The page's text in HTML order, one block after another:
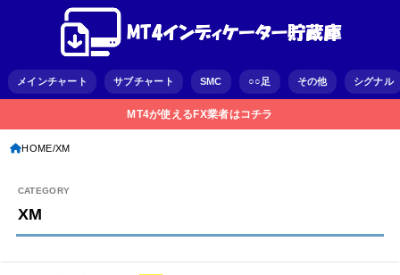
メインチャート サブチャート SMC ○○足 その他 シグナル
MT4が使えるFX業者はコチラ
HOME XM
XM